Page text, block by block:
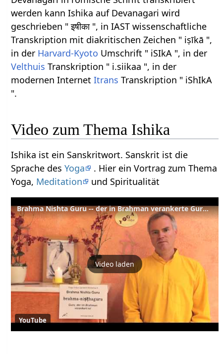
werden kann Ishika auf Devanagari wird
geschrieben " इषीका ", in IAST wissenschaftliche
Transkription mit diakritischen Zeichen " iṣīkā ",
in der Harvard-Kyoto Umschrift " iSIkA ", in der
Velthuis Transkription " i.siikaa ", in der
modernen InternetItrans Transkription " iShIkA
".
Video zum Thema Ishika
Ishika ist ein Sanskritwort. Sanskrit ist die
Sprache desYoga
. Hier ein Vortrag zum Thema
Yoga, Meditation und Spiritualität
Brahma Nishta Guru -- der in Brahman verankerte Guru -- Sanskrit Lexikon
Video laden
YouTube